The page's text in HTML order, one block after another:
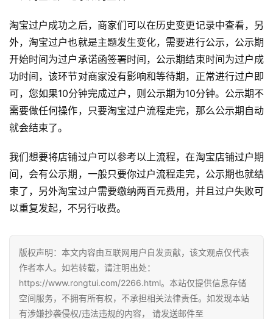
淘宝过户成功之后，商家们可以在历史变更记录中查看，另
外，淘宝过户也就是主题发生变化，需要进行公示，公示期
开始时间为过户承诺函签署时间，公示期结束时间为过户成
功时间，该环节对商家没有影响和等待期，正常进行过户即
可，您如果10分钟完成过户，则公示期为10分钟。公示期不
需要做任何操作，只要淘宝过户流程走完，那么公示期自动
就会结束了。
我们想要将店铺过户可以参考以上流程，在淘宝店铺过户期
间，会有公示期，一般只要你过户流程走完，公示期也就结
束了，另外淘宝过户需要缴纳两百元费用，并且过户失败可
以重复发起，不另行收费。
版权声明：本文内容由互联网用户自发贡献，该文观点仅代表
作者本人。如若转载，请注明出处：
https://www.rongtui.com/2266.html。本站仅提供信息存储
空间服务，不拥有所有权，不承担相关法律责任。如发现本站
有涉嫌抄袭侵权/违法违规的内容， 请发送邮件至